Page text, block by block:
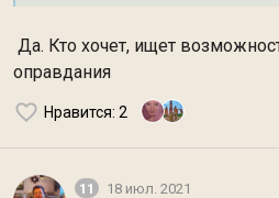
Да. Кто хочет, ищет
оправдания
Нравится: 2
11 18 июл. 2021